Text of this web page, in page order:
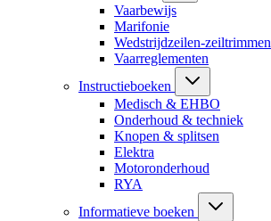
Vaarbewijs
Marifonie
Wedstrijdzeilen-zeiltrimmen
Vaarreglementen
Instructieboeken
Medisch & EHBO
Onderhoud & techniek
Knopen & splitsen
Elektra
Motoronderhoud
RYA
Informatieve boeken